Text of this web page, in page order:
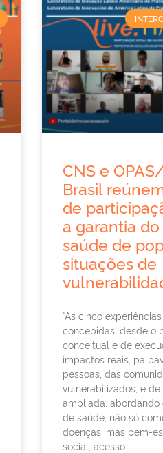
CNS e
Brasil
de
a garantia
saúde de
situações de
“As cinco
concebidas, desde o
conceitual e de
impactos reais,
pessoas, das
vulnerabilizados, e
ampliada,
de saúde, não só
doenças, mas bem-
social, acesso